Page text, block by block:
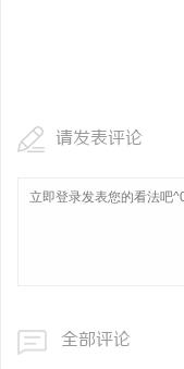
请发表评论
全部评论